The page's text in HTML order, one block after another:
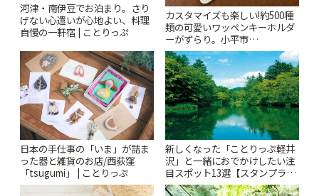
河津・南伊豆でお泊まり。さり
げない心遣いが心地よい、料理
自慢の一軒宿 | ことりっぷ
カスタマイズも楽しい!約500種
類の可愛いワッペンキーホルダ
ーがずらり。小平市
「Kimamaya T&K」 | ことりっ
ぷ
日本の手仕事の「いま」が詰ま
った器と雑貨のお店/西荻窪
「tsugumi」 | ことりっぷ
新しくなった「ことりっぷ軽井
沢」と一緒におでかけしたい注
目スポット13選【スタンプラリ
ー開催中】 | ことりっぷ